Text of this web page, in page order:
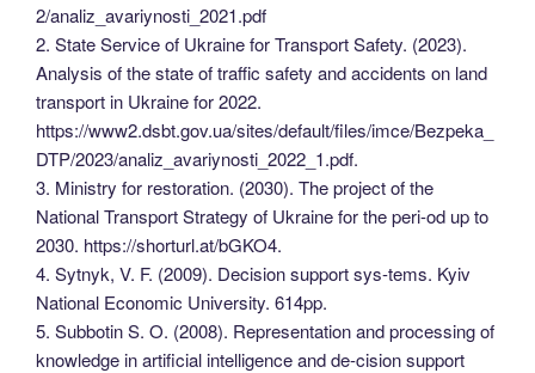
2/analiz_avariynosti_2021.pdf
2. State Service of Ukraine for Transport Safety. (2023).
Analysis of the state of traffic safety and accidents on land
transport in Ukraine for 2022.
https://www2.dsbt.gov.ua/sites/default/files/imce/Bezpeka_
DTP/2023/analiz_avariynosti_2022_1.pdf.
3. Ministry for restoration. (2030). The project of the
National Transport Strategy of Ukraine for the peri-od up to
2030. https://shorturl.at/bGKO4.
4. Sytnyk, V. F. (2009). Decision support sys-tems. Kyiv
National Economic University. 614pp.
5. Subbotin S. O. (2008). Representation and processing of
knowledge in artificial intelligence and de-cision support